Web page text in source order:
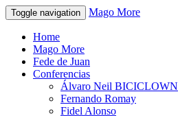
Toggle navigation Mago More
Home
Mago More
Fede de Juan
Conferencias
Álvaro Neil BICICLOWN
Fernando Romay
Fidel Alonso